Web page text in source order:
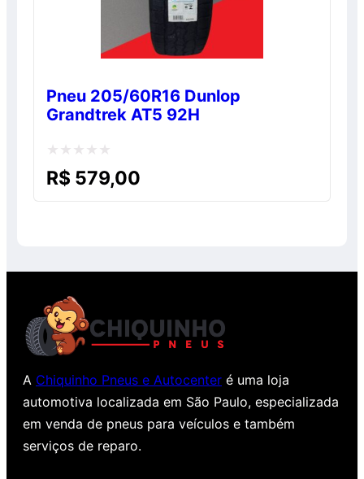
Pneu 205/60R16 Dunlop
Grandtrek AT5 92H
Avaliação
R$ 579,00
A Chiquinho Pneus e Autocenter é uma loja
automotiva localizada em São Paulo, especializada
em venda de pneus para veículos e também
serviços de reparo.